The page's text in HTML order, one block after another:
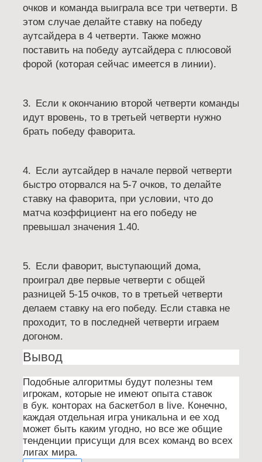
очков и команда выиграла все три четверти. В
этом случае делайте ставку на победу
аутсайдера в 4 четверти. Также можно
поставить на победу аутсайдера с плюсовой
форой (которая сейчас имеется в линии).
3. Если к окончанию второй четверти команды
идут вровень, то в третьей четверти нужно
брать победу фаворита.
4. Если аутсайдер в начале первой четверти
быстро оторвался на 5-7 очков, то делайте
ставку на фаворита, при условии, что до
матча коэффициент на его победу не
превышал значения 1.40.
5. Если фаворит, выступающий дома,
проиграл две первые четверти с общей
разницей 5-15 очков, то в третьей четверти
делаем ставку на его победу. Если ставка не
проходит, то в последней четверти играем
догоном.
Вывод
Подобные алгоритмы будут полезны тем
игрокам, которые не имеют опыта ставок
в бук. конторах на баскетбол в live. Конечно,
каждая отдельная игра уникальна и ее ход
может быть каким угодно, но все же общие
тенденции присущи для всех команд во всех
лигах мира.